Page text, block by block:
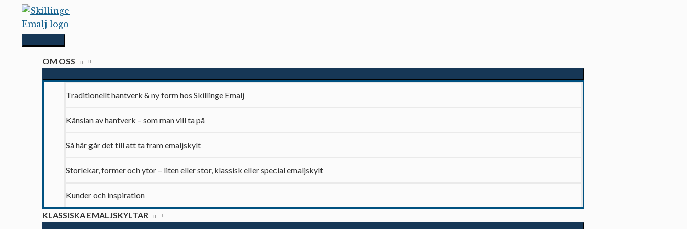
Hoppa
innehåll
Huvudmeny
OM OSS
Traditionellt hantverk & ny form hos Skillinge Emalj
Känslan av hantverk – som man vill ta på
Så här går det till att ta fram emaljskylt
Storlekar, former och ytor – liten eller stor, klassisk eller special emaljskylt
Kunder och inspiration
KLASSISKA EMALJSKYLTAR